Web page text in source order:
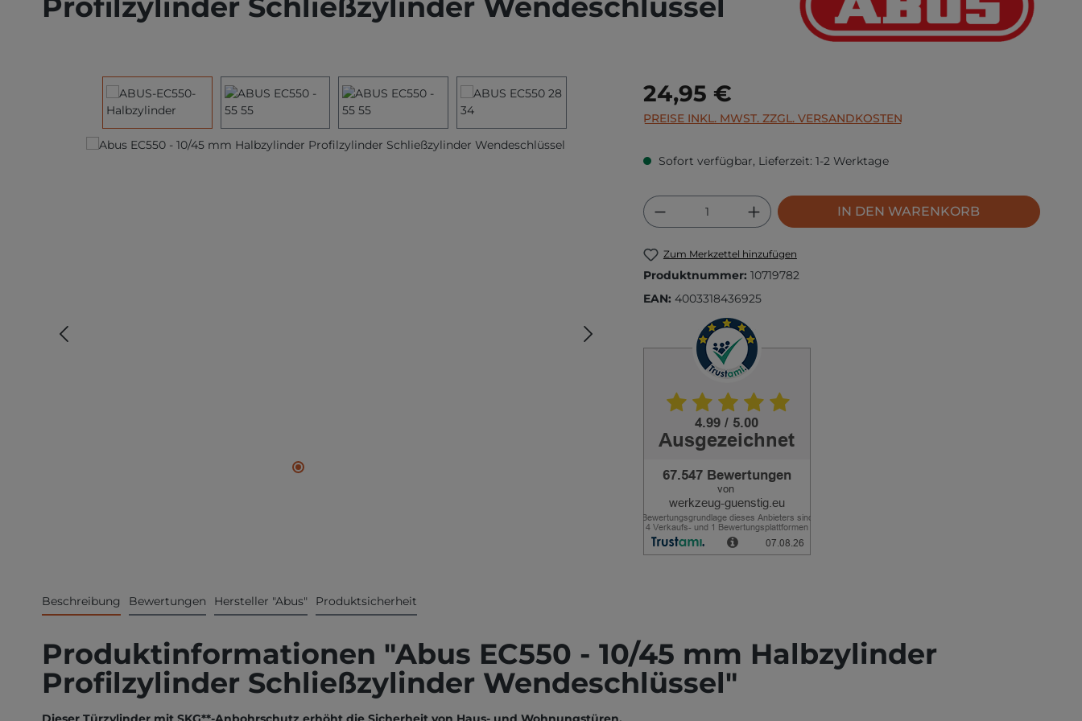
Bildergalerie überspringen Regulärer Preis:
24,95 €
PREISE INKL. MWST. ZZGL. VERSANDKOSTEN
Sofort verfügbar, Lieferzeit: 1-2 Werktage
Produkt Anzahl: Gib den gewünschten Wert
IN DEN WARENKORB
Zum Merkzettel hinzufügen
Produktnummer: 10719782
EAN: 4003318436925
Beschreibung Bewertungen Hersteller "Abus" Produktsicherheit
Produktinformationen "Abus EC550 - 10/45 mm Halbzylinder
Profilzylinder Schließzylinder Wendeschlüssel"